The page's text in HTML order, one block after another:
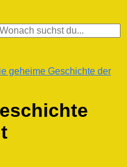
geheime Geschichte der